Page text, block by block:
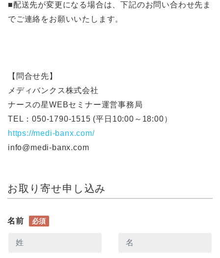
■配送先が変更になる場合は、下記のお問い合わせ先ま
でご連絡をお願いいたします。
【​問合せ先】
メディバンクス株式会社
ナースの星WEBセミナー運営事務局
TEL：050-1790-1515 (平日10:00～18:00）
https://medi-banx.com/
info@medi-banx.com
お取り寄せ申し込み
名前 必須